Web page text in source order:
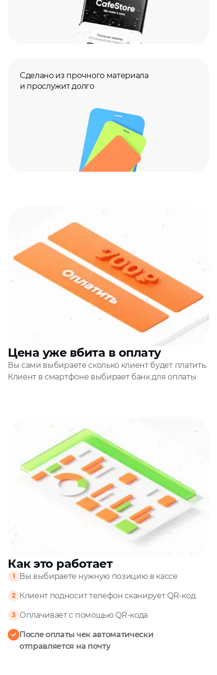
Cделано из прочного материала
и прослужит долго
Цена уже вбита в оплату
Вы сами выбираете сколько клиент будет платить.
Клиент в смартфоне выбирает банк для оплаты
Как это работает
1 Вы выбираете нужную позицию в кассе
2 Клиент подносит телефон сканирует QR‑код
3 Оплачивает с помощью QR‑кода
После оплаты чек автоматически
отправляется на почту